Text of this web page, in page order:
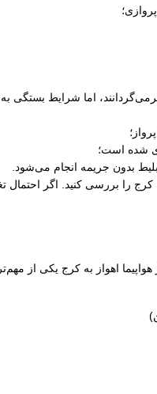
اما شرایط بستگی به
شده است؛
بدون جریمه انجام می‌شود.
کرج را بررسی کنید. اگر
هواپیما اهواز به کرج یکی